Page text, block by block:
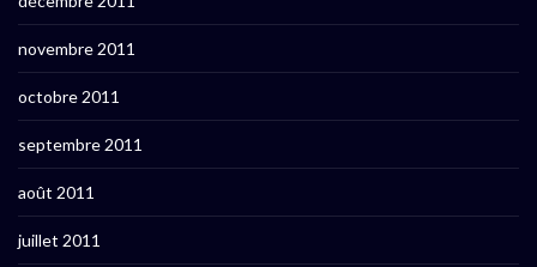
novembre 2011
octobre 2011
septembre 2011
août 2011
juillet 2011